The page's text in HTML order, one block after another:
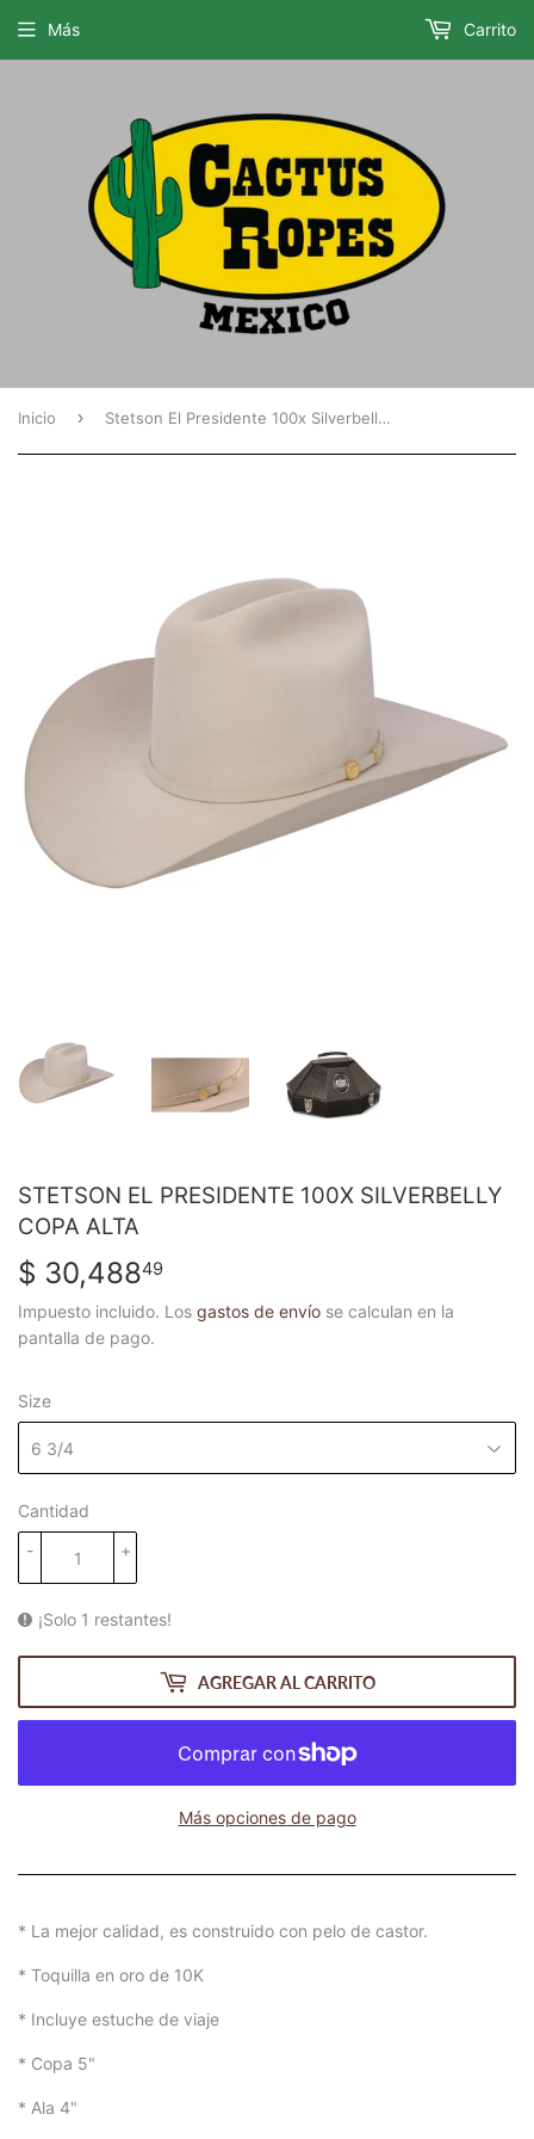
Más Carrito
Inicio › Stetson El Presidente 100x Silverbelly Copa Alta
STETSON EL PRESIDENTE 100X SILVERBELLY
COPA ALTA
$ 30,48849
30,488.49
Impuesto incluido. Los gastos de envío se calculan en la
pantalla de pago.
Size
Cantidad
+
-
¡Solo 1 restantes!
AGREGAR AL CARRITO
Más opciones de pago
* La mejor calidad, es construido con pelo de castor.
* Toquilla en oro de 10K
* Incluye estuche de viaje
* Copa 5"
* Ala 4"